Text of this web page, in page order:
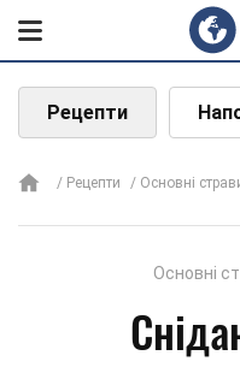
Рецепти
Рецепти Основні
Основні